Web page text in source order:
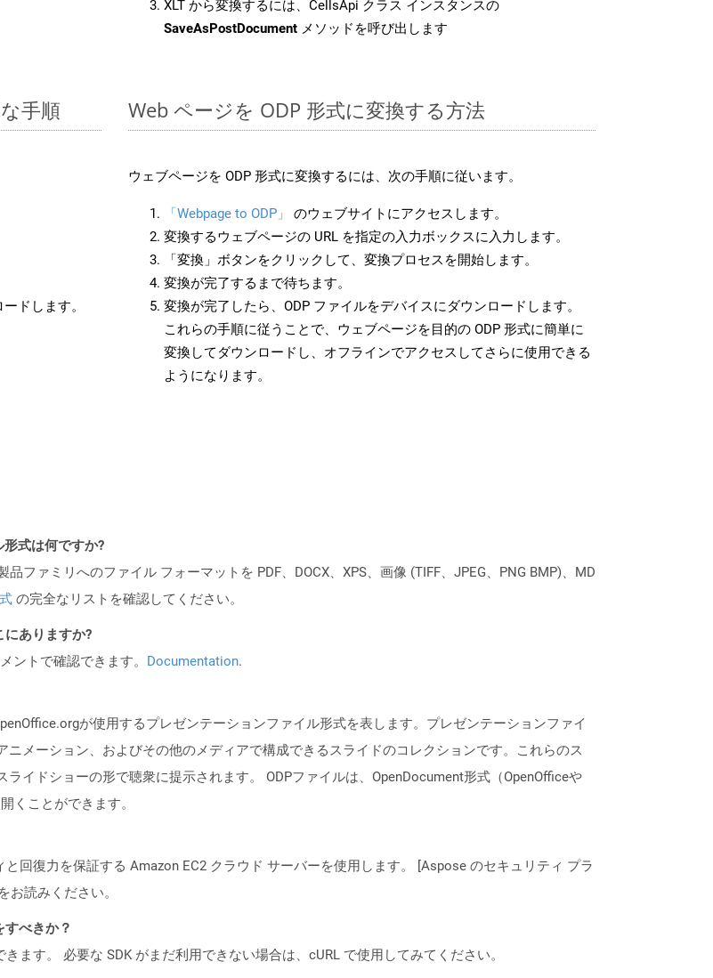
XLT から変換するには、CellsApi クラス インスタンスの
SaveAsPostDocument メソッドを呼び出します
手順
ドします。
Web ページを ODP 形式に変換する方法
ウェブページを ODP 形式に変換するには、次の手順に従います。
「Webpage to ODP」
のウェブサイトにアクセスします。
変換するウェブページの URL を指定の入力ボックスに入力します。
「変換」ボタンをクリックして、変換プロセスを開始します。
変換が完了するまで待ちます。
変換が完了したら、ODP ファイルをデバイスにダウンロードします。
これらの手順に従うことで、ウェブページを目的の ODP 形式に簡単に
変換してダウンロードし、オフラインでアクセスしてさらに使用できる
ようになります。
式は何ですか?
ファミリへのファイル フォーマットを PDF、DOCX、XPS、画像 (TIFF、JPEG、PNG BMP)、MD
の完全なリストを確認してください。
にありますか?
ントで確認できます。 Documentation.
が使用するプレゼンテーションファイル形式を表します。プレゼンテーションファイ
メーション、およびその他のメディアで構成できるスライドのコレクションです。これらのス
イドショーの形で聴衆に提示されます。 ODPファイルは、OpenDocument形式（OpenOfficeや
くことができます。
回復力を保証する Amazon EC2 クラウド サーバーを使用します。 [Aspose のセキュリティ プラ
読みください。
べきか？
ます。 必要な SDK がまだ利用できない場合は、cURL で使用してみてください。